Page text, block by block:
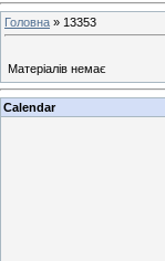
Головна » 13353
Матеріалів немає
Calendar